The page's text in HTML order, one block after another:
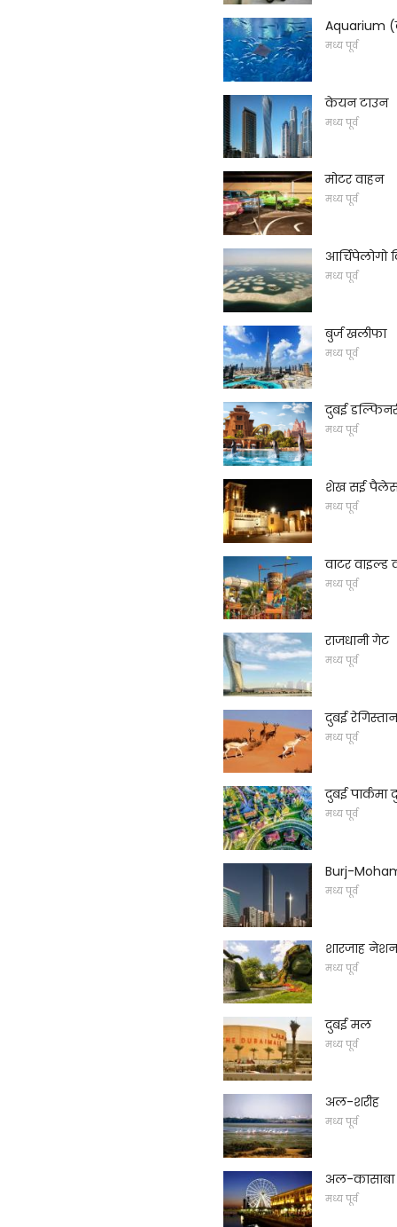
Aquarium
मध्य पूर्व
केयन टाउन
मध्य पूर्व
मोटर वाहन
मध्य पूर्व
आर्चिपेलोगो
मध्य पूर्व
बुर्ज खलीफा
मध्य पूर्व
दुबई
मध्य पूर्व
शेख सई
मध्य पूर्व
वाटर वाइल्ड
मध्य पूर्व
राजधानी गेट
मध्य पूर्व
दुबई
मध्य पूर्व
दुबई पार्कमा
मध्य पूर्व
Burj-
मध्य पूर्व
शारजाह
मध्य पूर्व
दुबई मल
मध्य पूर्व
अल-शरीह
मध्य पूर्व
अल-कासाबा
मध्य पूर्व